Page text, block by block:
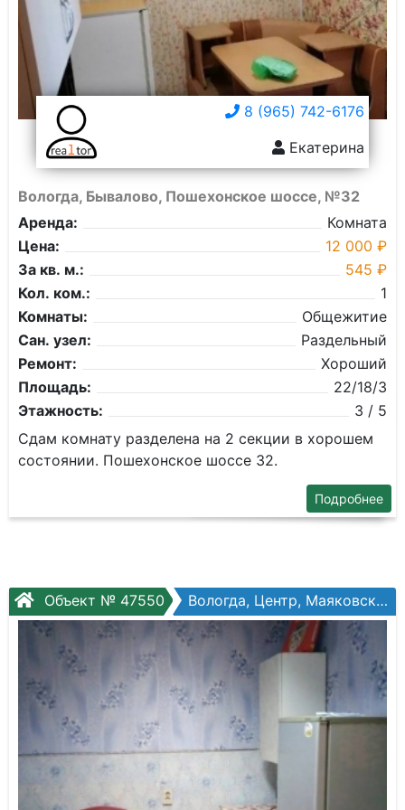
8 (965) 742-6176
Екатерина
Вологда, Бывалово, Пошехонское шоссе, №32
Аренда:
Комната
Цена:
12 000 ₽
За кв. м.:
545 ₽
Кол. ком.:
1
Комнаты:
Общежитие
Сан. узел:
Раздельный
Ремонт:
Хороший
Площадь:
22/18/3
Этажность:
3 / 5
Сдам комнату разделена на 2 секции в хорошем
состоянии. Пошехонское шоссе 32.
Подробнее
Объект № 47550 Вологда, Центр, Маяковского ул, №24б